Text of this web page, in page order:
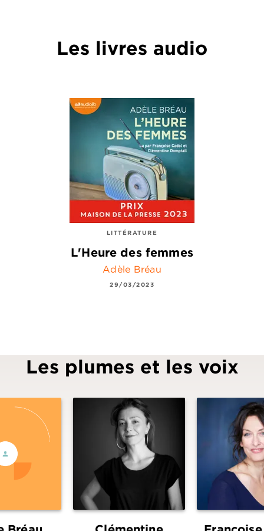
Les livres audio
LITTÉRATURE
L'Heure des femmes
Adèle Bréau
29/03/2023
Les plumes et les voix